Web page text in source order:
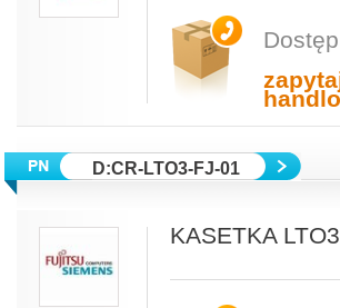
D:CR-LTO3-FJ-01
KASETKA